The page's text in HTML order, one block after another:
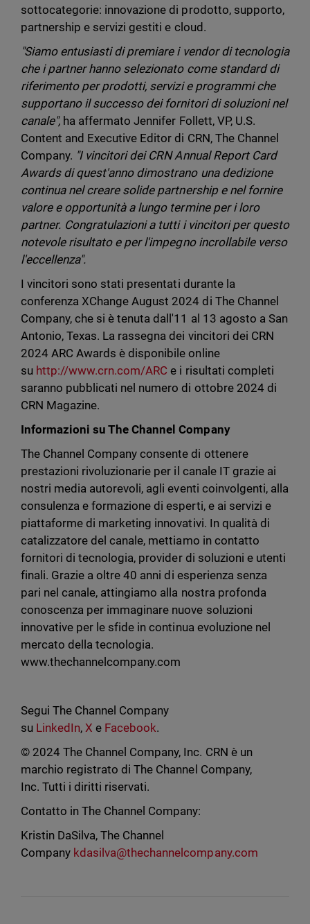
sottocategorie: innovazione di prodotto, supporto,
partnership e servizi gestiti e cloud.
"Siamo entusiasti di premiare i vendor di tecnologia
che i partner hanno selezionato come standard di
riferimento per prodotti, servizi e programmi che
supportano il successo dei fornitori di soluzioni nel
canale", ha affermato Jennifer Follett, VP, U.S.
Content and Executive Editor di CRN, The Channel
Company. "I vincitori dei CRN Annual Report Card
Awards di quest'anno dimostrano una dedizione
continua nel creare solide partnership e nel fornire
valore e opportunità a lungo termine per i loro
partner. Congratulazioni a tutti i vincitori per questo
notevole risultato e per l'impegno incrollabile verso
l'eccellenza".
I vincitori sono stati presentati durante la
conferenza XChange August 2024 di The Channel
Company, che si è tenuta dall'11 al 13 agosto a San
Antonio, Texas. La rassegna dei vincitori dei CRN
2024 ARC Awards è disponibile online
su http://www.crn.com/ARC e i risultati completi
saranno pubblicati nel numero di ottobre 2024 di
CRN Magazine.
Informazioni su The Channel Company
The Channel Company consente di ottenere
prestazioni rivoluzionarie per il canale IT grazie ai
nostri media autorevoli, agli eventi coinvolgenti, alla
consulenza e formazione di esperti, e ai servizi e
piattaforme di marketing innovativi. In qualità di
catalizzatore del canale, mettiamo in contatto
fornitori di tecnologia, provider di soluzioni e utenti
finali. Grazie a oltre 40 anni di esperienza senza
pari nel canale, attingiamo alla nostra profonda
conoscenza per immaginare nuove soluzioni
innovative per le sfide in continua evoluzione nel
mercato della tecnologia.
www.thechannelcompany.com
Segui The Channel Company
su LinkedIn,X e Facebook.
© 2024 The Channel Company, Inc. CRN è un
marchio registrato di The Channel Company,
Inc. Tutti i diritti riservati.
Contatto in The Channel Company:
Kristin DaSilva, The Channel
Company kdasilva@thechannelcompany.com